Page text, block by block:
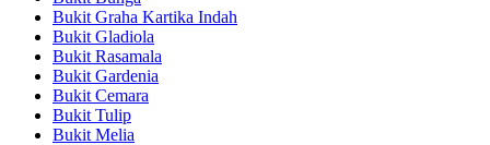
Bukit Graha Kartika Indah
Bukit Gladiola
Bukit Rasamala
Bukit Gardenia
Bukit Cemara
Bukit Tulip
Bukit Melia